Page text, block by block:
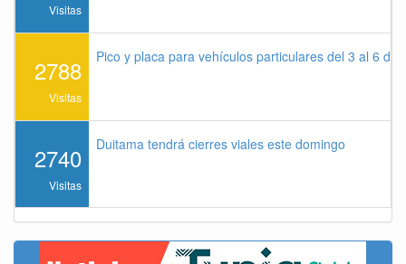
Visitas
2788
Visitas
Pico y placa para vehículos particulares del 3 al 6 de
2740
Visitas
Duitama tendrá cierres viales este domingo